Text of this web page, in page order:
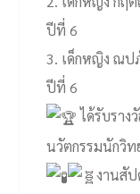
ปีที่ 6
3. เด็กหญิง ณป
ปีที่ 6
ได้รับราง
นวัตกรรมนักวิท
งานสั